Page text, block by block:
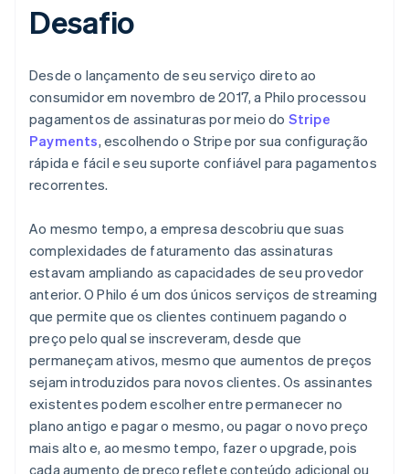
Desafio
Desde o lançamento de seu serviço direto ao
consumidor em novembro de 2017, a Philo processou
pagamentos de assinaturas por meio do Stripe
Payments, escolhendo o Stripe por sua configuração
rápida e fácil e seu suporte confiável para pagamentos
recorrentes.
Ao mesmo tempo, a empresa descobriu que suas
complexidades de faturamento das assinaturas
estavam ampliando as capacidades de seu provedor
anterior. O Philo é um dos únicos serviços de streaming
que permite que os clientes continuem pagando o
preço pelo qual se inscreveram, desde que
permaneçam ativos, mesmo que aumentos de preços
sejam introduzidos para novos clientes. Os assinantes
existentes podem escolher entre permanecer no
plano antigo e pagar o mesmo, ou pagar o novo preço
mais alto e, ao mesmo tempo, fazer o upgrade, pois
cada aumento de preço reflete conteúdo adicional ou